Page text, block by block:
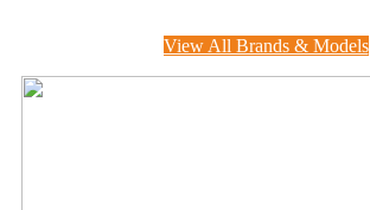
View All Brands & Models